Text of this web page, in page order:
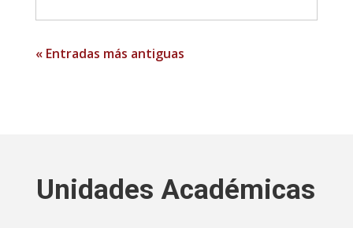
« Entradas más antiguas
Unidades Académicas